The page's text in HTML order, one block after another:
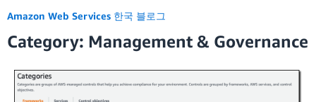
에디션
Amazon Web Services 한국 블로그
Category: Management & Governance